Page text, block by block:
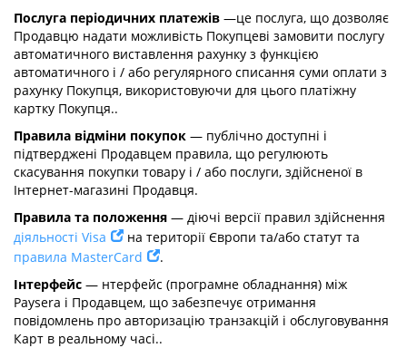
Послуга періодичних платежів —це послуга, що дозволяє
Продавцю надати можливість Покупцеві замовити послугу
автоматичного виставлення рахунку з функцією
автоматичного і / або регулярного списання суми оплати з
рахунку Покупця, використовуючи для цього платіжну
картку Покупця..
Правила відміни покупок — публічно доступні і
підтверджені Продавцем правила, що регулюють
скасування покупки товару і / або послуги, здійсненої в
Інтернет-магазині Продавця.
Правила та положення — діючі версії правил здійснення
діяльності Visa
на території Європи та/або статут та
правила MasterCard
.
Інтерфейс — нтерфейс (програмне обладнання) між
Paysera і Продавцем, що забезпечує отримання
повідомлень про авторизацію транзакцій і обслуговування
Карт в реальному часі..